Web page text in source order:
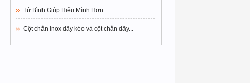
Tử Bình Giúp Hiểu Mình Hơn
Cột chắn inox dây kéo và cột chắn dây...